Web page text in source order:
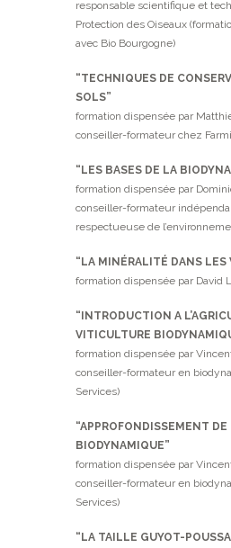
responsable scientifique et
Protection des Oiseaux
avec Bio Bourgogne)
“TECHNIQUES DE
SOLS”
formation dispensée par
conseiller-formateur chez
“LES BASES DE LA
formation dispensée par
conseiller-formateur
respectueuse de
“LA MINÉRALITÉ DANS LES
formation dispensée par David
“INTRODUCTION A
VITICULTURE
formation dispensée par
conseiller-formateur en
Services)
“APPROFONDISSEMENT
BIODYNAMIQUE”
formation dispensée par
conseiller-formateur en
Services)
“LA TAILLE GUYOT-